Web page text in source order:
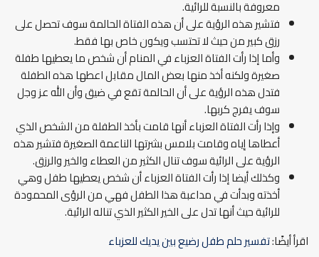
معروفة بالنسبة للرائية.
فتشير هذه الرؤية على أن هذه الفتاة الحالمة سوف تحصل على
رزق كبير من حيث لا تحتسب ويكون خاص بها فقط.
وأما إذا رأت الفتاة العزباء في المنام أن شخص ما يعطيها طفلة
صغيرة ولكنه أخذ منها بعض المال مقابل اعطها هذه الطفلة
فتدل هذه الرؤية على أن الحالمة تقع في ضيق وأن الله عز وجل
سوف يفرج كربها.
وإذا رأت الفتاة العزباء أنها قامت بأخذ الطفلة من الشخص الذي
أعطاها إياه وقامت بلامس بشرتها الناعمة الصغيرة فتشير هذه
الرؤية على الرائية سوف تنال الكثير من العطاء والخير والرزق.
وكذلك أيضا إذا رأت الفتاة العزباء أن شخص يعطيها طفل وهي
أخذته وبدأت في مداعبة هذا الطفل فهي من الرؤى المحمودة
للرائية حيث أنها تدل على الخير الكثير الذي تناله الرائية.
اقرأ أيضًا:تفسير حلم طفل رضيع بين يديك للعزباء